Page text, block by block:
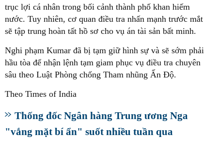
trục lợi cá nhân trong bối cảnh thành phố khan hiếm
nước. Tuy nhiên, cơ quan điều tra nhấn mạnh trước mắt
sẽ tập trung hoàn tất hồ sơ cho vụ án tài sản bất minh.
Nghi phạm Kumar đã bị tạm giữ hình sự và sẽ sớm phải
hầu tòa để nhận lệnh tạm giam phục vụ điều tra chuyên
sâu theo Luật Phòng chống Tham nhũng Ấn Độ.
Theo Times of India
Thống đốc Ngân hàng Trung ương Nga
"vắng mặt bí ẩn" suốt nhiều tuần qua